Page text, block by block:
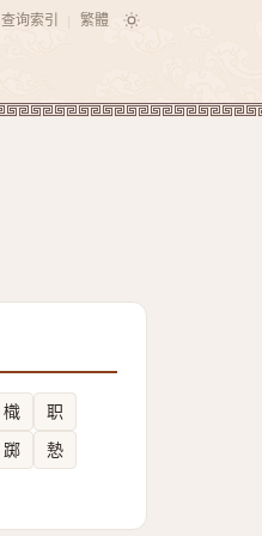
查询索引 繁體
樴
职
踯 慹